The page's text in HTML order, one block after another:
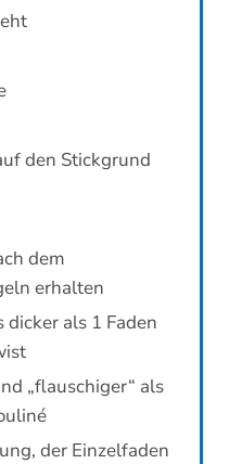
den Stickgrund
dem
erhalten
als 1 Faden
„flauschiger“ als
der Einzelfaden